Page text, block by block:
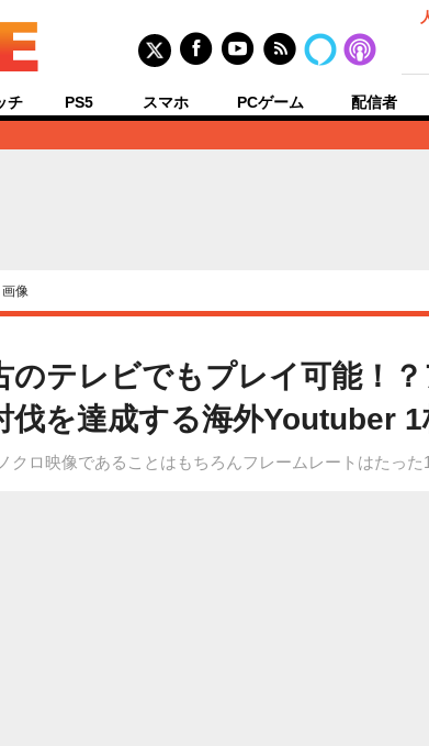
チ PS5 スマホ PCゲーム 配信者
像
のテレビでもプレイ可能！
伐を達成する海外Youtuber
ロ映像であることはもちろんフレームレートはたった